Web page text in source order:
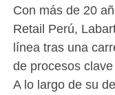
Con más de 20
Retail Perú,
línea tras una
de procesos
A lo largo de su